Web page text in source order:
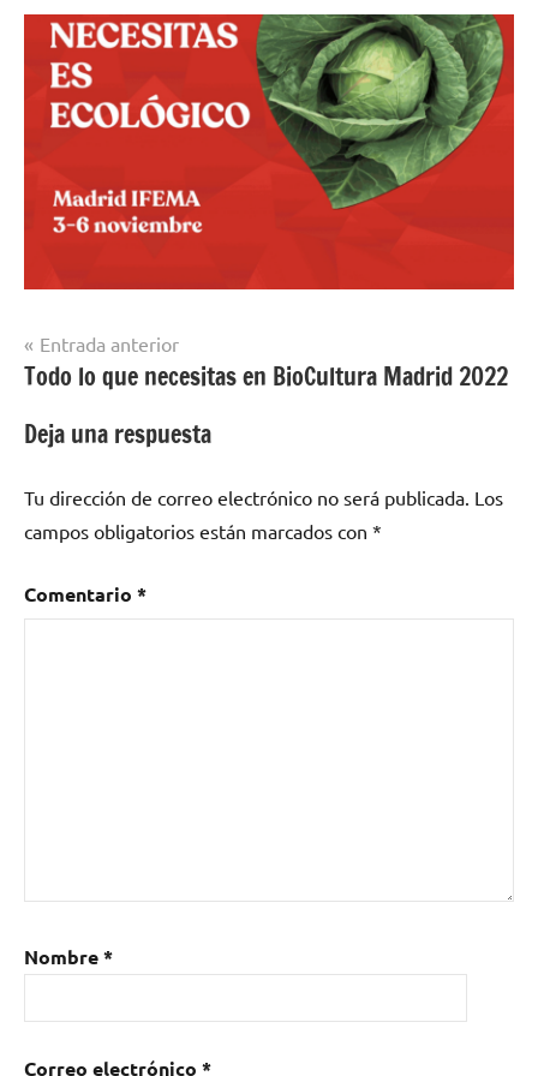
Navegación
de
entradas
Entrada anterior
Todo lo que necesitas en BioCultura Madrid 2022
Deja una respuesta
Tu dirección de correo electrónico no será publicada. Los
campos obligatorios están marcados con *
Comentario *
Nombre*
Correo electrónico *